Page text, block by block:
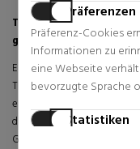
Präferenzen
Präferenz-Cookies
Informationen zu
eine Webseite
bevorzugte Sprache
Statistiken
Terracotta Light von
gesunde
Es gibt Produkte, die
Teint verschönern.
ein Puder; es revitalisiert
den Hautton aus, lässt
Glow, der natürlich und